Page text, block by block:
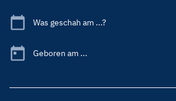
Was geschah am ...?
Geboren am ...